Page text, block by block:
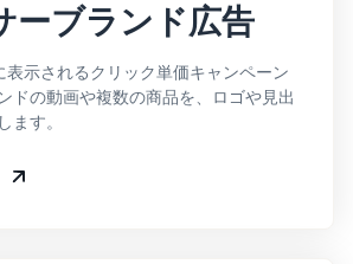
ーブランド広告
表示されるクリック単価キャンペーン
ドの動画や複数の商品を、ロゴや見出
ます。